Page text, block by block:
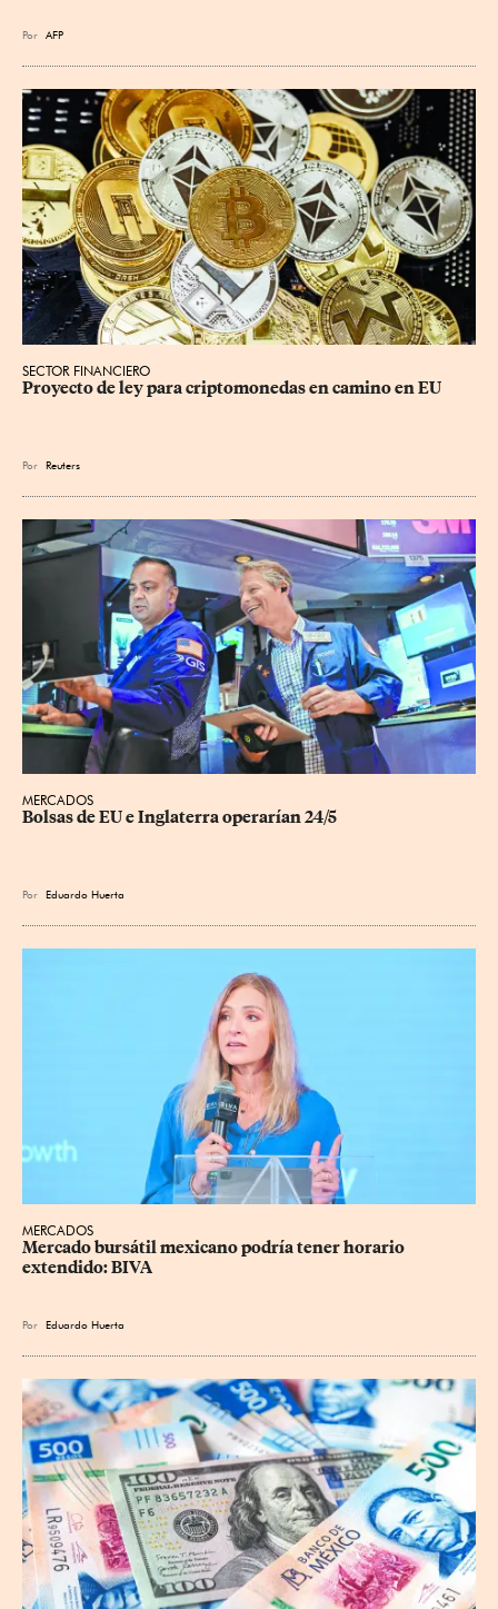
Por AFP
SECTOR FINANCIERO
Proyecto de ley para criptomonedas en camino en EU
Por Reuters
MERCADOS
Bolsas de EU e Inglaterra operarían 24/5
Por Eduardo Huerta
MERCADOS
Mercado bursátil mexicano podría tener horario
extendido: BIVA
Por Eduardo Huerta